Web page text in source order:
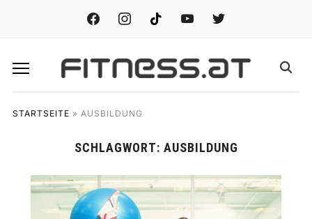
facebook instagramtiktok youtube twitter
STARTSEITE » AUSBILDUNG
SCHLAGWORT: AUSBILDUNG